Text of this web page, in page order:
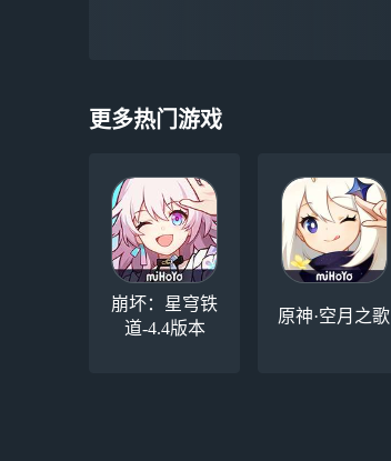
更多热门游戏
崩坏：星穹铁
道-4.4版本
原神·空月之歌